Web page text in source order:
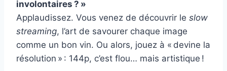
involontaires ? »
Applaudissez. Vous venez de découvrir le slow
streaming, l’art de savourer chaque image
comme un bon vin. Ou alors, jouez à « devine la
résolution » : 144p, c’est flou… mais artistique !